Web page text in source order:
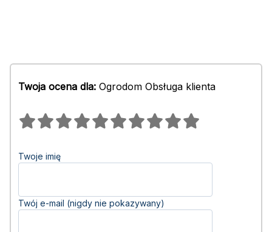
Twoja ocena dla: Ogrodom Obsługa klienta
Twoje imię
Twój e-mail (nigdy nie pokazywany)